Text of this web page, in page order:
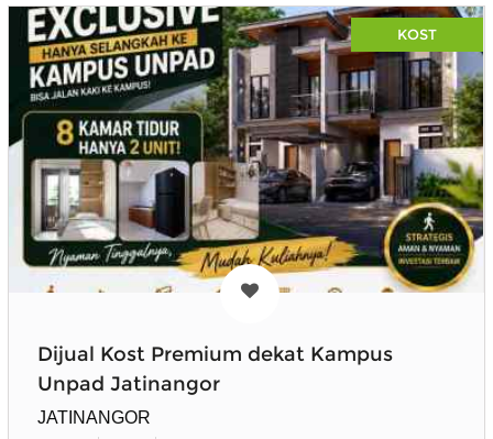
KOST
Dijual Kost Premium dekat Kampus
Unpad Jatinangor
JATINANGOR